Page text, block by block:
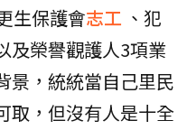
生保護會志工 、犯
及榮譽觀護人3項業
景，統統當自己里民
取，但沒有人是十全